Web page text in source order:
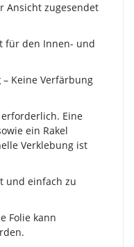
Ansicht zugesendet
für den Innen- und
– Keine Verfärbung
Eine
ein Rakel
Verklebung ist
und einfach zu
Folie kann